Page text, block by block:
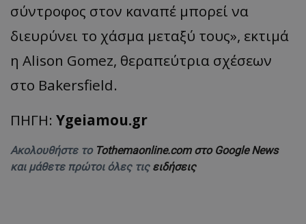
σύντροφος στον καναπέ μπορεί να
διευρύνει το χάσμα μεταξύ τους», εκτιμά
η Alison Gomez, θεραπεύτρια σχέσεων
στο Bakersfield.
ΠΗΓΗ: Ygeiamou.gr
Ακολουθήστε το Tothemaonline.com στο Google News
και μάθετε πρώτοι όλες τις ειδήσεις